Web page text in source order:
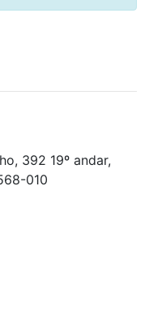
392 19º andar,
010